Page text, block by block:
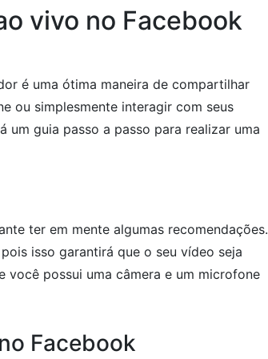
vivo no Facebook
é uma ótima maneira de compartilhar
ou simplesmente interagir com seus
guia passo a passo para realizar uma
ter em mente algumas recomendações.
isso garantirá que o seu vídeo seja
você possui uma câmera e um microfone
Facebook